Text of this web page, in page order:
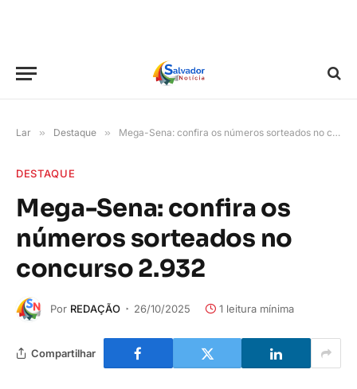
Lar » Destaque » Mega-Sena: confira os números sorteados no concurso 2.932
DESTAQUE
Mega-Sena: confira os
números sorteados no
concurso 2.932
Por REDAÇÃO 26/10/2025 1 leitura mínima
Compartilhar